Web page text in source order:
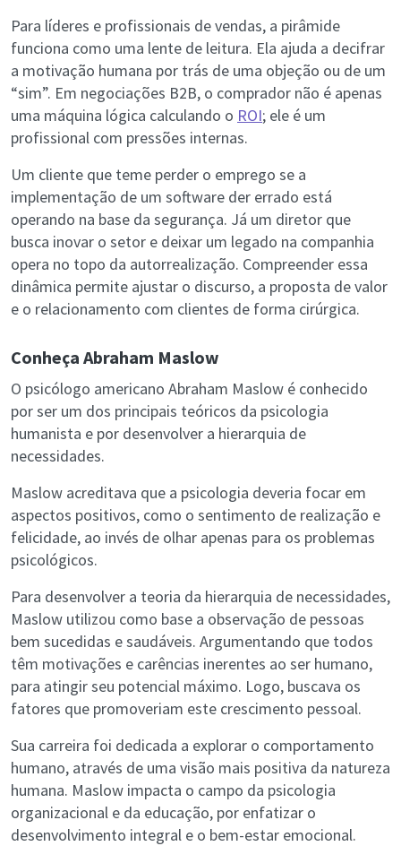
Para líderes e profissionais de vendas, a pirâmide
funciona como uma lente de leitura. Ela ajuda a decifrar
a motivação humana por trás de uma objeção ou de um
“sim”. Em negociações B2B, o comprador não é apenas
uma máquina lógica calculando o ROI; ele é um
profissional com pressões internas.
Um cliente que teme perder o emprego se a
implementação de um software der errado está
operando na base da segurança. Já um diretor que
busca inovar o setor e deixar um legado na companhia
opera no topo da autorrealização. Compreender essa
dinâmica permite ajustar o discurso, a proposta de valor
e o relacionamento com clientes de forma cirúrgica.
Conheça Abraham Maslow
O psicólogo americano Abraham Maslow é conhecido
por ser um dos principais teóricos da psicologia
humanista e por desenvolver a hierarquia de
necessidades.
Maslow acreditava que a psicologia deveria focar em
aspectos positivos, como o sentimento de realização e
felicidade, ao invés de olhar apenas para os problemas
psicológicos.
Para desenvolver a teoria da hierarquia de necessidades,
Maslow utilizou como base a observação de pessoas
bem sucedidas e saudáveis. Argumentando que todos
têm motivações e carências inerentes ao ser humano,
para atingir seu potencial máximo. Logo, buscava os
fatores que promoveriam este crescimento pessoal.
Sua carreira foi dedicada a explorar o comportamento
humano, através de uma visão mais positiva da natureza
humana. Maslow impacta o campo da psicologia
organizacional e da educação, por enfatizar o
desenvolvimento integral e o bem-estar emocional.